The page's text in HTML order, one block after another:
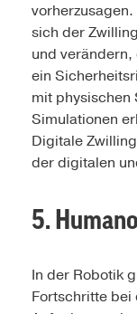
sich der
und
ein
mit physischen
Simulationen
Digitale
der digitalen
5.
In der Robotik
Fortschritte bei